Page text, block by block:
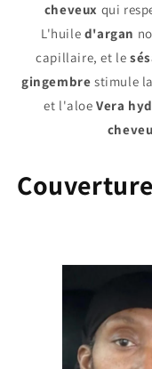
cheveux qui
L'huile d'argan
capillaire, et le
gingembrestimule
et l'aloe Vera